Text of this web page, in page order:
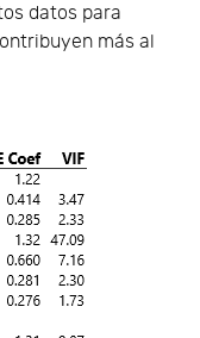
datos para
más al